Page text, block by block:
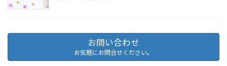
お問い合わせ
お気軽にお問合せください。